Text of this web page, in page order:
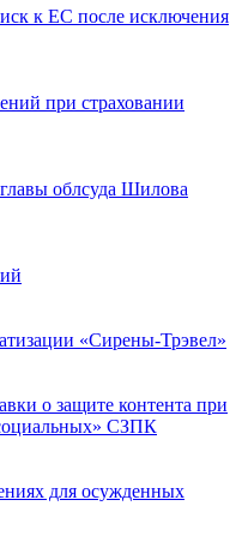
к ЕС после исключения
при страховании
облсуда Шилова
«Сирены-Трэвел»
о защите контента при
СЗПК
для осужденных